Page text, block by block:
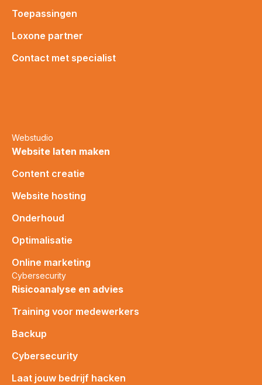
Toepassingen
Loxone partner
Contact met specialist
Webstudio
Website laten maken
Content creatie
Website hosting
Onderhoud
Optimalisatie
Online marketing
Cybersecurity
Risicoanalyse en advies
Training voor medewerkers
Backup
Cybersecurity
Laat jouw bedrijf hacken